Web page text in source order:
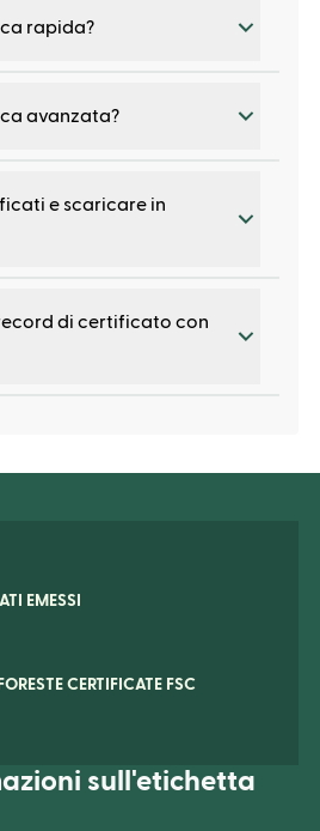
rapida?
avanzata?
e scaricare in
di certificato con
EMESSI
CERTIFICATE FSC
sull'etichetta